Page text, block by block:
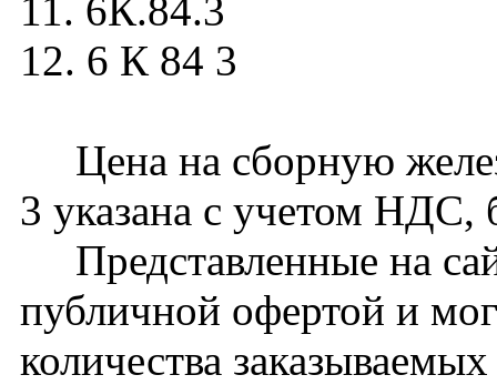
11. 6К.84.3
12. 6 К 84 3
Цена на сборную
3 указана с учетом НДС,
Представленные на
публичной офертой и
количества